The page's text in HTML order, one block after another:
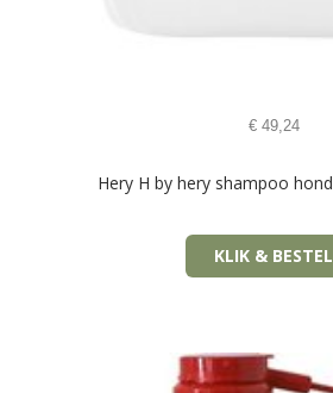
€49,24
Hery H by hery shampoo
KLIK & BESTEL